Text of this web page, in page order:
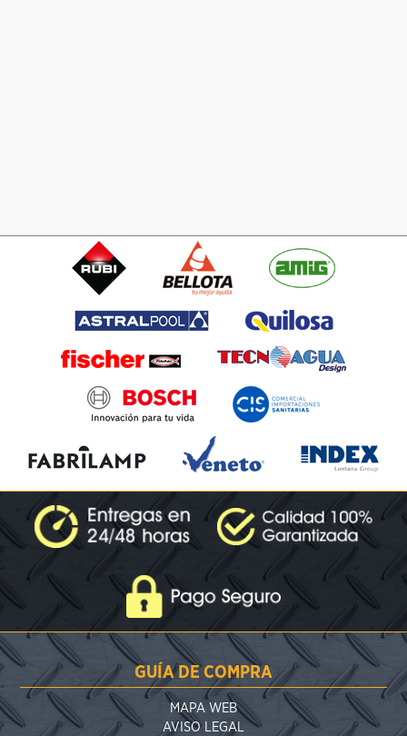
GUÍA DE COMPRA
MAPA WEB
AVISO LEGAL